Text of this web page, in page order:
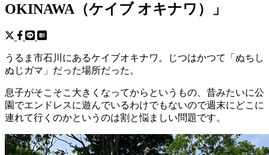
OKINAWA（ケイブ オキナワ）」
うるま市石川にあるケイブオキナワ。じつはかつて「ぬちし
ぬじガマ」だった場所だった。
息子がそこそこ大きくなってからというもの、昔みたいに公
園でエンドレスに遊んでいるわけでもないので週末にどこに
連れて行くのかというのは割と悩ましい問題です。